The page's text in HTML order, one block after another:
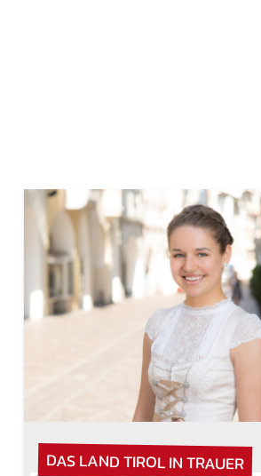
DAS LAND TIROL IN TRAUER